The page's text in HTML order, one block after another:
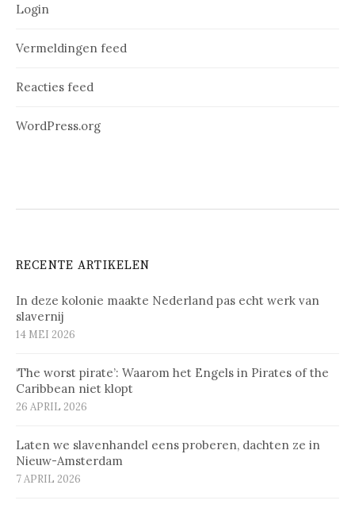
Login
Vermeldingen feed
Reacties feed
WordPress.org
RECENTE ARTIKELEN
In deze kolonie maakte Nederland pas echt werk van
slavernij
14 MEI 2026
‘The worst pirate’: Waarom het Engels in Pirates of the
Caribbean niet klopt
26 APRIL 2026
Laten we slavenhandel eens proberen, dachten ze in
Nieuw-Amsterdam
7 APRIL 2026